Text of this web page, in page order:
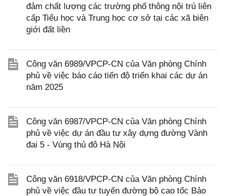
đảm chất lượng các trường phổ thông nội trú liên
cấp Tiểu học và Trung học cơ sở tại các xã biên
giới đất liền
Công văn 6989/VPCP-CN của Văn phòng Chính
phủ về việc báo cáo tiến độ triển khai các dự án
năm 2025
Công văn 6987/VPCP-CN của Văn phòng Chính
phủ về việc dự án đầu tư xây dựng đường Vành
đai 5 - Vùng thủ đô Hà Nội
Công văn 6918/VPCP-CN của Văn phòng Chính
phủ về việc đầu tư tuyến đường bộ cao tốc Bảo